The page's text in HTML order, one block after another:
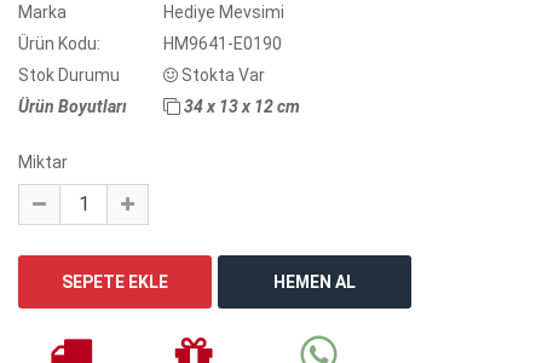
Marka
Hediye Mevsimi
Ürün Kodu:
HM9641-E0190
Stok Durumu
Stokta Var
Ürün Boyutları
34 x 13 x 12 cm
Miktar